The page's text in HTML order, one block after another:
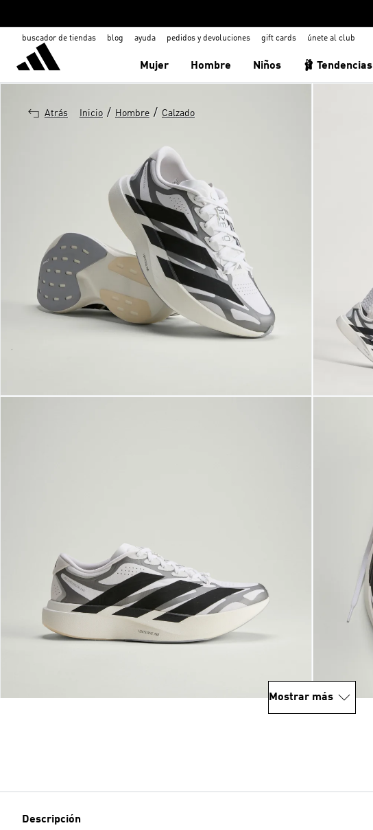
buscador de tiendas blog ayuda pedidos y devoluciones gift cards únete al club
Mujer Hombre Niños 🩰 Tendencias
Atrás Inicio / Hombre / Calzado
Mostrar más
Descripción